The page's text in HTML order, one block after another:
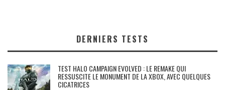
DERNIERS TESTS
TEST HALO CAMPAIGN EVOLVED : LE REMAKE QUI
RESSUSCITE LE MONUMENT DE LA XBOX, AVEC QUELQUES
CICATRICES